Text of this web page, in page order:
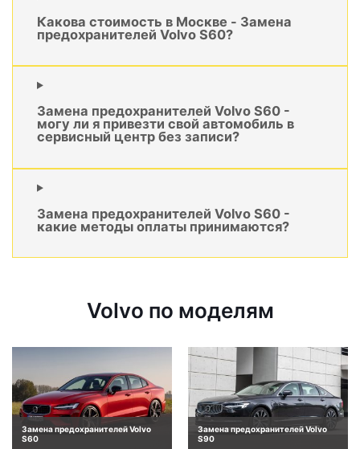
Какова стоимость в Москве - Замена
предохранителей Volvo S60?
Замена предохранителей Volvo S60 -
могу ли я привезти свой автомобиль в
сервисный центр без записи?
Замена предохранителей Volvo S60 -
какие методы оплаты принимаются?
Volvo по моделям
Замена предохранителей Volvo
S60
Замена предохранителей Volvo
S90